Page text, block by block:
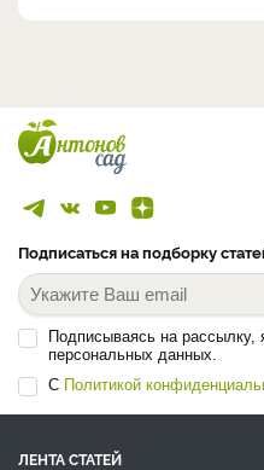
Подписаться на подборку
Подписываясь на рассылку,
персональных данных.
С Политикой
ЛЕНТА СТАТЕЙ